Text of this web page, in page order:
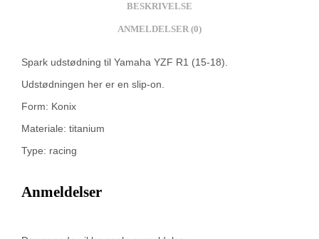
BESKRIVELSE
ANMELDELSER (0)
Spark udstødning til Yamaha YZF R1 (15-18).
Udstødningen her er en slip-on.
Form: Konix
Materiale: titanium
Type: racing
Anmeldelser